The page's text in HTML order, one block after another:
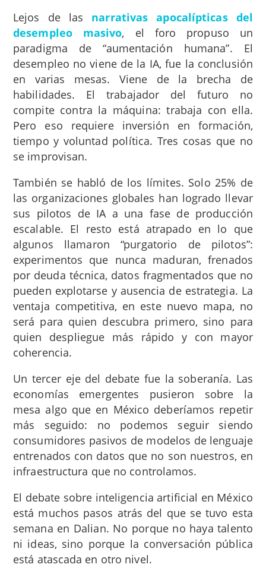
Lejos de las narrativas apocalípticas del
desempleo masivo, el foro propuso un
paradigma de “aumentación humana”. El
desempleo no viene de la IA, fue la conclusión
en varias mesas. Viene de la brecha de
habilidades. El trabajador del futuro no
compite contra la máquina: trabaja con ella.
Pero eso requiere inversión en formación,
tiempo y voluntad política. Tres cosas que no
se improvisan.
También se habló de los límites. Solo 25% de
las organizaciones globales han logrado llevar
sus pilotos de IA a una fase de producción
escalable. El resto está atrapado en lo que
algunos llamaron “purgatorio de pilotos”:
experimentos que nunca maduran, frenados
por deuda técnica, datos fragmentados que no
pueden explotarse y ausencia de estrategia. La
ventaja competitiva, en este nuevo mapa, no
será para quien descubra primero, sino para
quien despliegue más rápido y con mayor
coherencia.
Un tercer eje del debate fue la soberanía. Las
economías emergentes pusieron sobre la
mesa algo que en México deberíamos repetir
más seguido: no podemos seguir siendo
consumidores pasivos de modelos de lenguaje
entrenados con datos que no son nuestros, en
infraestructura que no controlamos.
El debate sobre inteligencia artificial en México
está muchos pasos atrás del que se tuvo esta
semana en Dalian. No porque no haya talento
ni ideas, sino porque la conversación pública
está atascada en otro nivel.